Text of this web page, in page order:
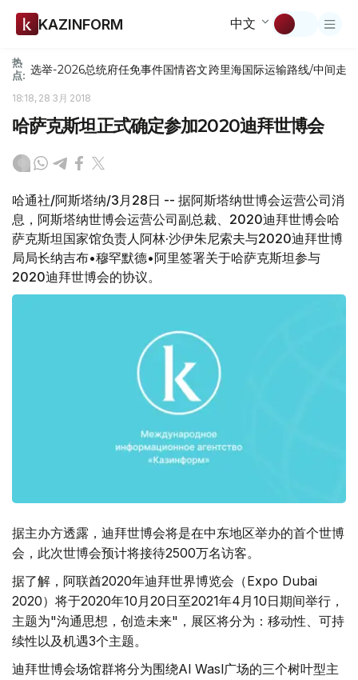
KAZINFORM 中文
热
点: 选举-2026总统府任免事件国情咨文跨里海国际运输路线/中间走廊
18:18, 28 3月 2018
哈萨克斯坦正式确定参加2020迪拜世博会
哈通社/阿斯塔纳/3月28日 -- 据阿斯塔纳世博会运营公司消
息，阿斯塔纳世博会运营公司副总裁、2020迪拜世博会哈
萨克斯坦国家馆负责人阿林·沙伊朱尼索夫与2020迪拜世博
局局长纳吉布•穆罕默德•阿里签署关于哈萨克斯坦参与
2020迪拜世博会的协议。
据主办方透露，迪拜世博会将是在中东地区举办的首个世博
会，此次世博会预计将接待2500万名访客。
据了解，阿联酋2020年迪拜世界博览会（Expo Dubai
2020）将于2020年10月20日至2021年4月10日期间举行，
主题为"沟通思想，创造未来"，展区将分为：移动性、可持
续性以及机遇3个主题。
迪拜世博会场馆群将分为围绕Al Wasl广场的三个树叶型主